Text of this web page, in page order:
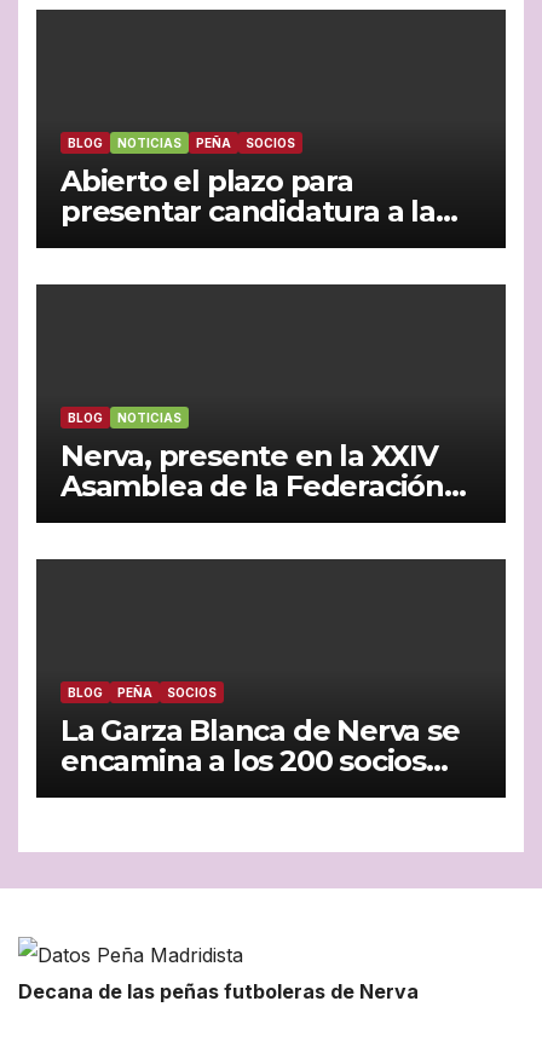
BLOG NOTICIAS PEÑA SOCIOS
Abierto el plazo para
presentar candidatura a la
Presidencia de la peña
BLOG NOTICIAS
Nerva, presente en la XXIV
Asamblea de la Federación
Andaluza de Peñas
BLOG PEÑA SOCIOS
La Garza Blanca de Nerva se
encamina a los 200 socios
con paso firme
Decana de las peñas futboleras de Nerva